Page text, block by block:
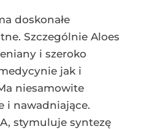
doskonałe
Szczególnie Aloes
i szeroko
jak i
niesamowite
i nawadniające.
stymuluje syntezę